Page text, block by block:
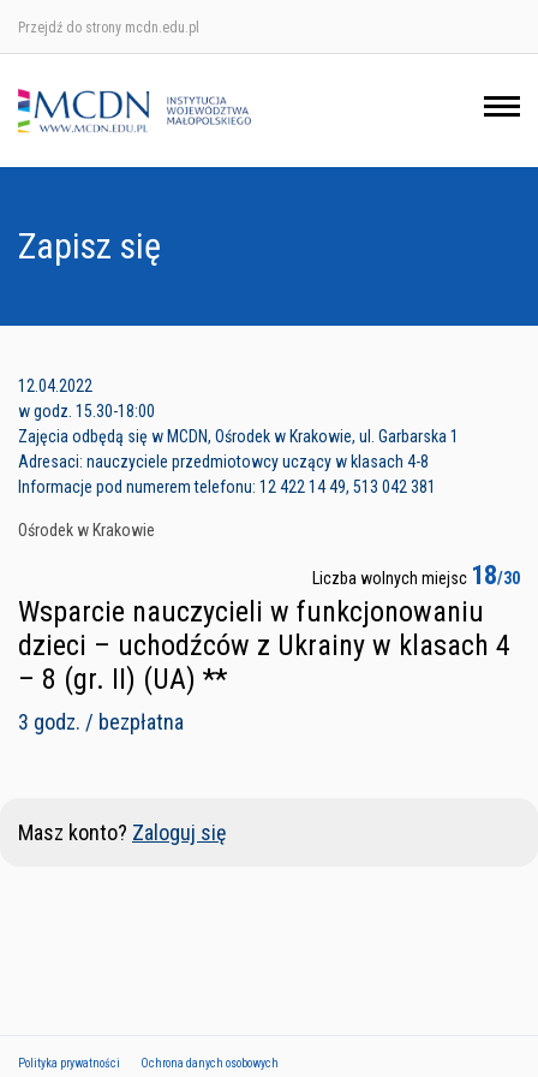
Przejdź do strony mcdn.edu.pl
Zapisz się
12.04.2022
w godz. 15.30-18:00
Zajęcia odbędą się w MCDN, Ośrodek w Krakowie, ul. Garbarska 1
Adresaci: nauczyciele przedmiotowcy uczący w klasach 4-8
Informacje pod numerem telefonu: 12 422 14 49, 513 042 381
Ośrodek w Krakowie
Liczba wolnych miejsc 18/30
Wsparcie nauczycieli w funkcjonowaniu
dzieci – uchodźców z Ukrainy w klasach 4
– 8 (gr. II) (UA) **
3 godz. / bezpłatna
Masz konto? Zaloguj się
Polityka prywatności Ochrona danych osobowych
Ośrodek w Krakowie
Ośrodek w Nowym Sączu
Ośrodek w Tarnowie